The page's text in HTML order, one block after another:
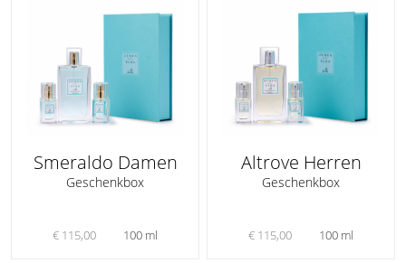
Smeraldo Damen
Geschenkbox
€ 115,00 100 ml
Altrove Herren
Geschenkbox
€ 115,00 100 ml